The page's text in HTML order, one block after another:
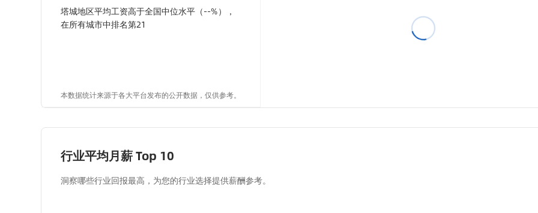
塔城地区平均工资高于全国中位水平（--%），
在所有城市中排名第21
本数据统计来源于各大平台发布的公开数据，仅供参考。
行业平均月薪 Top 10
洞察哪些行业回报最高，为您的行业选择提供薪酬参考。